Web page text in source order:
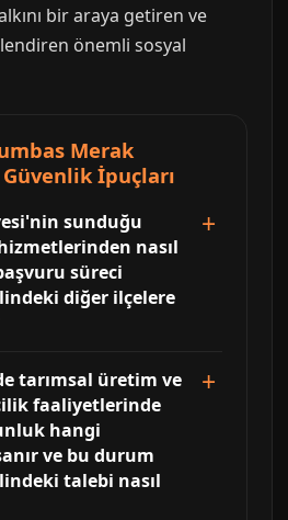
bir araya getiren ve
önemli sosyal
Merak
İpuçları
sunduğu
nasıl
süreci
diğer ilçelere
tarımsal üretim ve
faaliyetlerinde
hangi
ve bu durum
talebi nasıl